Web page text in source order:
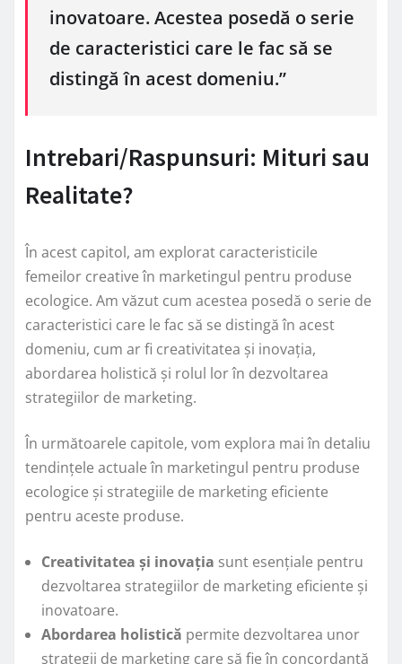
inovatoare. Acestea posedă o serie
de caracteristici care le fac să se
distingă în acest domeniu.”
Intrebari/Raspunsuri: Mituri sau
Realitate?
În acest capitol, am explorat caracteristicile
femeilor creative în marketingul pentru produse
ecologice. Am văzut cum acestea posedă o serie de
caracteristici care le fac să se distingă în acest
domeniu, cum ar fi creativitatea și inovația,
abordarea holistică și rolul lor în dezvoltarea
strategiilor de marketing.
În următoarele capitole, vom explora mai în detaliu
tendințele actuale în marketingul pentru produse
ecologice și strategiile de marketing eficiente
pentru aceste produse.
Creativitatea și inovația sunt esențiale pentru
dezvoltarea strategiilor de marketing eficiente și
inovatoare.
Abordarea holistică permite dezvoltarea unor
strategii de marketing care să fie în concordanță